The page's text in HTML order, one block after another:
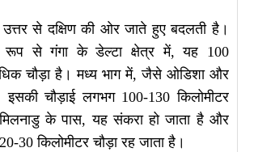
उत्तर से दक्षिण की ओर जाते हुए बदलती है।
रूप से गंगा के डेल्टा क्षेत्र में, यह 100
चौड़ा है। मध्य भाग में, जैसे ओडिशा और
चौड़ाई लगभग 100-130 किलोमीटर
के पास, यह संकरा हो जाता है और
30 किलोमीटर चौड़ा रह जाता है।